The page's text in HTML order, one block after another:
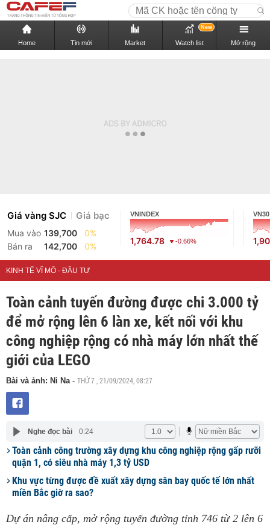
Home Tin mới Market Watch list
New
Mở rộng
Giá vàng SJC Giá bạc
Mua vào 139,700
0%
Bán ra
142,700 0%
VNINDEX
1,764.78 -0.66%
VN30
KINH TẾ VĨ MÔ - ĐẦU TƯ
Toàn cảnh tuyến đường được chi 3.000 tỷ
để mở rộng lên 6 làn xe, kết nối với khu
công nghiệp rộng có nhà máy lớn nhất thế
giới của LEGO
Bài và ảnh: Ni Na- THỨ 7 , 21/09/2024, 08:27
Nghe đọc bài 0:24
Toàn cảnh công trường xây dựng khu công nghiệp rộng gấp rưỡi
quận 1, có siêu nhà máy 1,3 tỷ USD
Khu vực từng được đề xuất xây dựng sân bay quốc tế lớn nhất
miền Bắc giờ ra sao?
Dự án nâng cấp, mở rộng tuyến đường tỉnh 746 từ 2 lên 6